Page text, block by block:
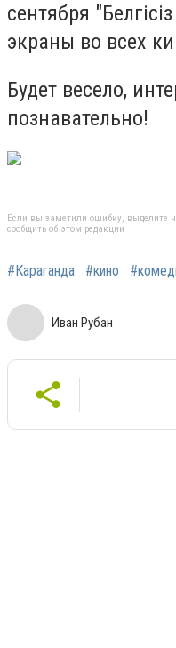
сентября
экраны во всех
Будет весело,
познавательно!
Если вы заметили ошибку, выделите
сообщить об этом редакции
#Караганда #кино
Иван Рубан